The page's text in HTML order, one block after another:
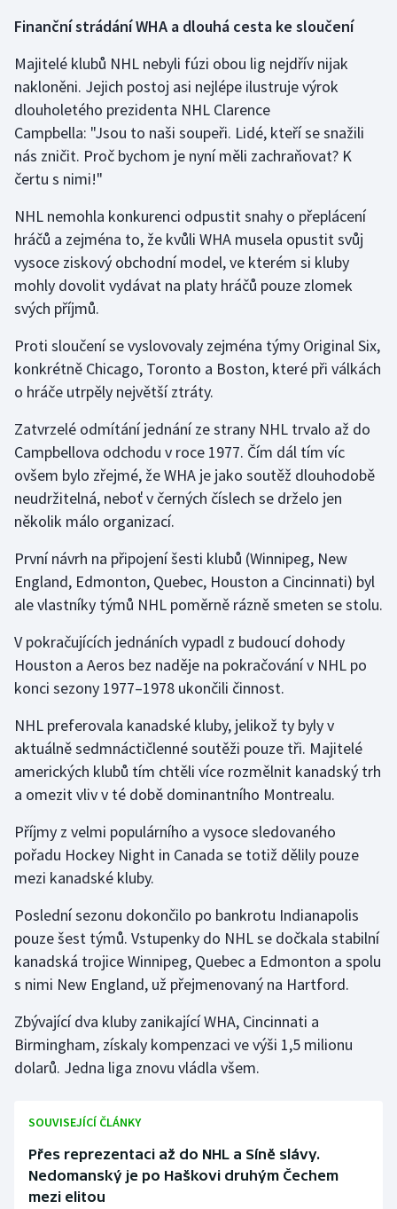
Finanční strádání WHA a dlouhá cesta ke sloučení
Majitelé klubů NHL nebyli fúzi obou lig nejdřív nijak
nakloněni. Jejich postoj asi nejlépe ilustruje výrok
dlouholetého prezidenta NHL Clarence
Campbella: "Jsou to naši soupeři. Lidé, kteří se snažili
nás zničit. Proč bychom je nyní měli zachraňovat? K
čertu s nimi!"
NHL nemohla konkurenci odpustit snahy o přeplácení
hráčů a zejména to, že kvůli WHA musela opustit svůj
vysoce ziskový obchodní model, ve kterém si kluby
mohly dovolit vydávat na platy hráčů pouze zlomek
svých příjmů.
Proti sloučení se vyslovovaly zejména týmy Original Six,
konkrétně Chicago, Toronto a Boston, které při válkách
o hráče utrpěly největší ztráty.
Zatvrzelé odmítání jednání ze strany NHL trvalo až do
Campbellova odchodu v roce 1977. Čím dál tím víc
ovšem bylo zřejmé, že WHA je jako soutěž dlouhodobě
neudržitelná, neboť v černých číslech se drželo jen
několik málo organizací.
První návrh na připojení šesti klubů (Winnipeg, New
England, Edmonton, Quebec, Houston a Cincinnati) byl
ale vlastníky týmů NHL poměrně rázně smeten se stolu.
V pokračujících jednáních vypadl z budoucí dohody
Houston a Aeros bez naděje na pokračování v NHL po
konci sezony 1977–1978 ukončili činnost.
NHL preferovala kanadské kluby, jelikož ty byly v
aktuálně sedmnáctičlenné soutěži pouze tři. Majitelé
amerických klubů tím chtěli více rozmělnit kanadský trh
a omezit vliv v té době dominantního Montrealu.
Příjmy z velmi populárního a vysoce sledovaného
pořadu Hockey Night in Canada se totiž dělily pouze
mezi kanadské kluby.
Poslední sezonu dokončilo po bankrotu Indianapolis
pouze šest týmů. Vstupenky do NHL se dočkala stabilní
kanadská trojice Winnipeg, Quebec a Edmonton a spolu
s nimi New England, už přejmenovaný na Hartford.
Zbývající dva kluby zanikající WHA, Cincinnati a
Birmingham, získaly kompenzaci ve výši 1,5 milionu
dolarů. Jedna liga znovu vládla všem.
SOUVISEJÍCÍ ČLÁNKY
Přes reprezentaci až do NHL a Síně slávy.
Nedomanský je po Haškovi druhým Čechem
mezi elitou